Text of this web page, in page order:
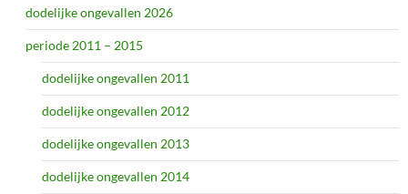
dodelijke ongevallen 2026
periode 2011 – 2015
dodelijke ongevallen 2011
dodelijke ongevallen 2012
dodelijke ongevallen 2013
dodelijke ongevallen 2014